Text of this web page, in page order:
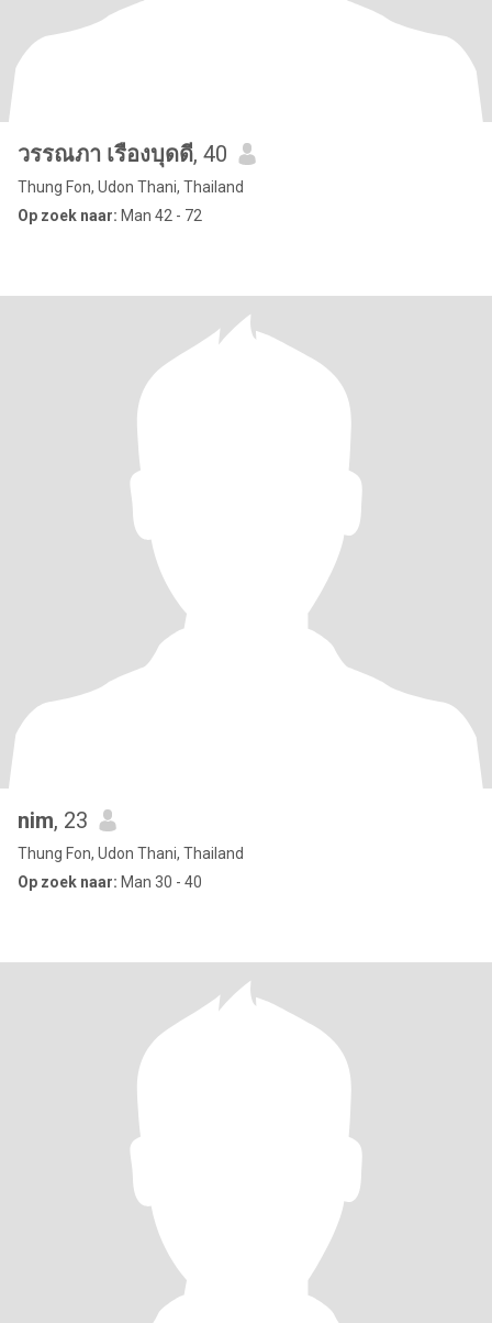
วรรณภา เรืองบุดดี, 40
Thung Fon, Udon Thani, Thailand
Op zoek naar: Man 42 - 72
nim, 23
Thung Fon, Udon Thani, Thailand
Op zoek naar: Man 30 - 40